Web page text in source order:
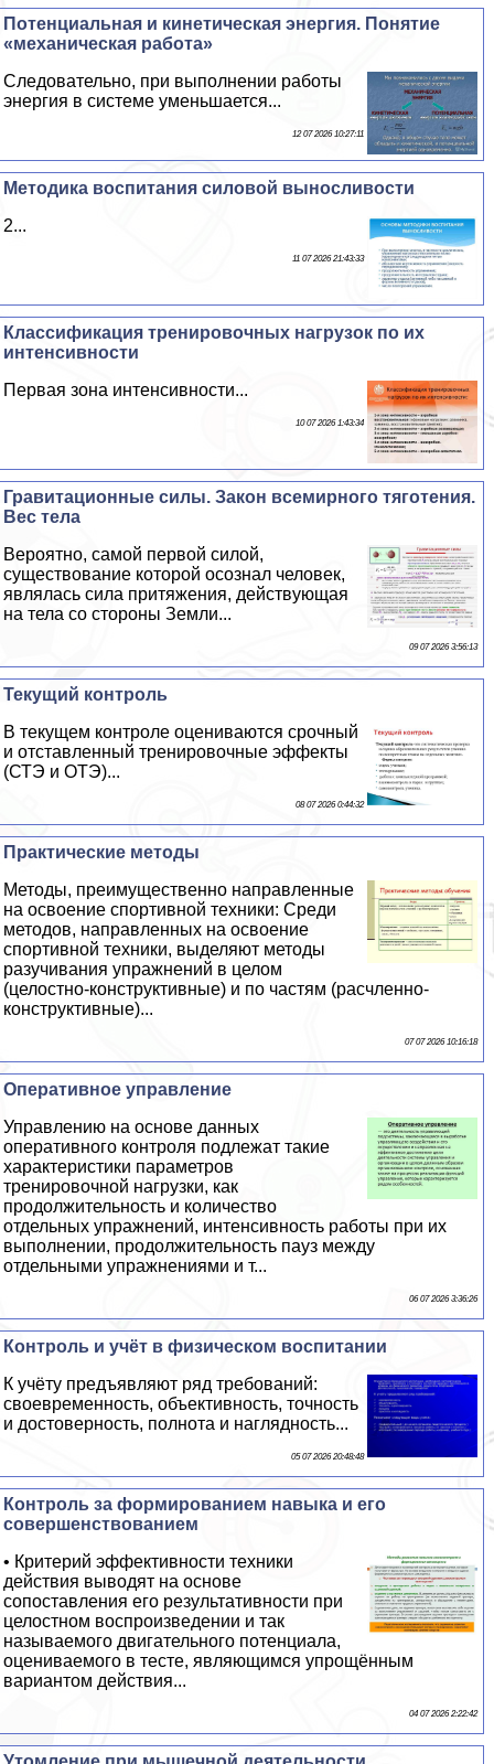
Потенциальная и кинетическая энергия. Понятие
«механическая работа»
Следовательно, при выполнении работы
энергия в системе уменьшается...
12 07 2026 10:27:11
Методика воспитания силовой выносливости
2...
11 07 2026 21:43:33
Классификация тренировочных нагрузок по их
интенсивности
Первая зона интенсивности...
10 07 2026 1:43:34
Гравитационные силы. Закон всемирного тяготения.
Вес тела
Вероятно, самой первой силой,
существование которой осознал человек,
являлась сила притяжения, действующая
на тела со стороны Земли...
09 07 2026 3:56:13
Текущий контроль
В текущем контроле оцениваются срочный
и отставленный тренировочные эффекты
(СТЭ и ОТЭ)...
08 07 2026 0:44:32
Пpaктические методы
Методы, преимущественно направленные
на освоение спортивной техники: Среди
методов, направленных на освоение
спортивной техники, выделяют методы
разучивания упражнений в целом
(целостно-конструктивные) и по частям (расчлeнно-
конструктивные)...
07 07 2026 10:16:18
Оперативное управление
Управлению на основе данных
оперативного контроля подлежат такие
хаpaктеристики параметров
тренировочной нагрузки, как
продолжительность и количество
отдельных упражнений, интенсивность работы при их
выполнении, продолжительность пауз между
отдельными упражнениями и т...
06 07 2026 3:36:26
Контроль и учёт в физическом воспитании
К учёту предъявляют ряд требований:
своевременность, объективность, точность
и достоверность, полнота и наглядность...
05 07 2026 20:48:48
Контроль за формированием навыка и его
совершенствованием
• Критерий эффективности техники
действия выводят на основе
сопоставления его результативности при
целостном воспроизведении и так
называемого двигательного потенциала,
оцениваемого в тесте, являющимся упрощённым
вариантом действия...
04 07 2026 2:22:42